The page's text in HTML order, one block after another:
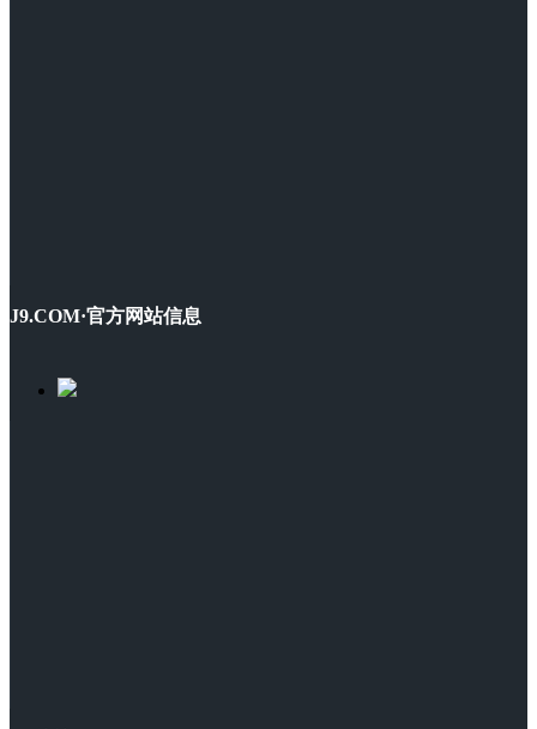
J9.COM·官方网站信息